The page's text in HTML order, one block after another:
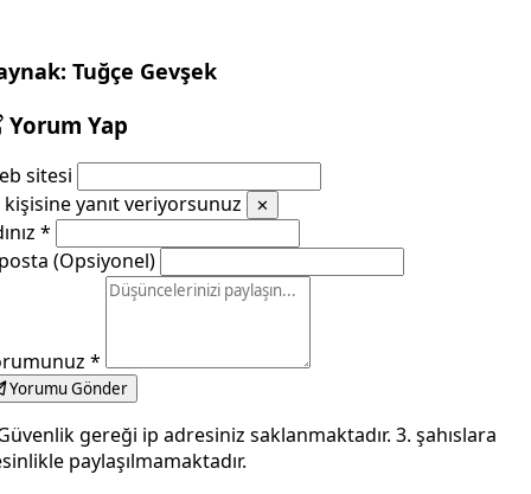
Tuğçe Gevşek
Yorum Yap
sitesi
kişisine yanıt veriyorsunuz
✕
*
(Opsiyonel)
*
Yorumu Gönder
gereği ip adresiniz saklanmaktadır. 3. şahıslara
paylaşılmamaktadır.